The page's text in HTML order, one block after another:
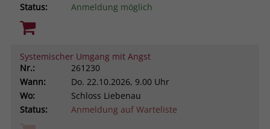
Status:
Anmeldung möglich
Systemischer Umgang mit Angst
Nr.:
261230
Wann:
Do. 22.10.2026, 9.00 Uhr
Wo:
Schloss Liebenau
Status:
Anmeldung auf Warteliste